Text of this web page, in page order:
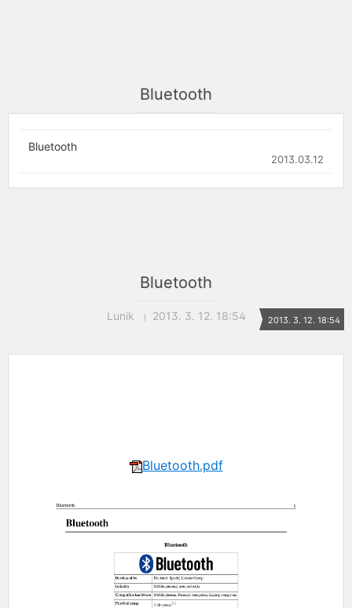
Bluetooth
Bluetooth
2013.03.12
Bluetooth
Lunik 2013. 3. 12. 18:54 2013. 3. 12. 18:54
Bluetooth.pdf